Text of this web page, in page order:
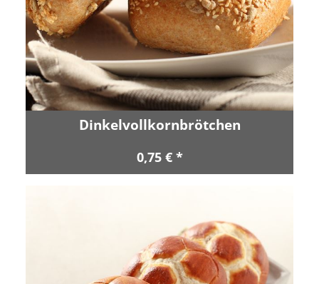
Dinkelvollkornbrötchen
0,75 € *